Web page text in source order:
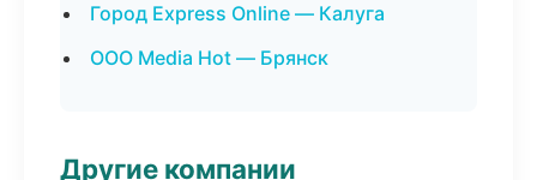
Город Express Online — Калуга
ООО Media Hot — Брянск
Другие компании